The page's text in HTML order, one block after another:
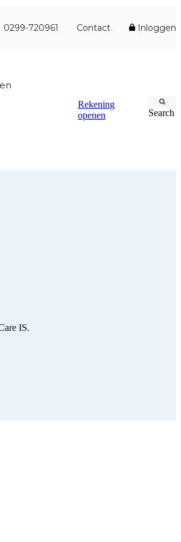
0299-720961 Contact Inloggen
Rekening
openen
Search
IS.